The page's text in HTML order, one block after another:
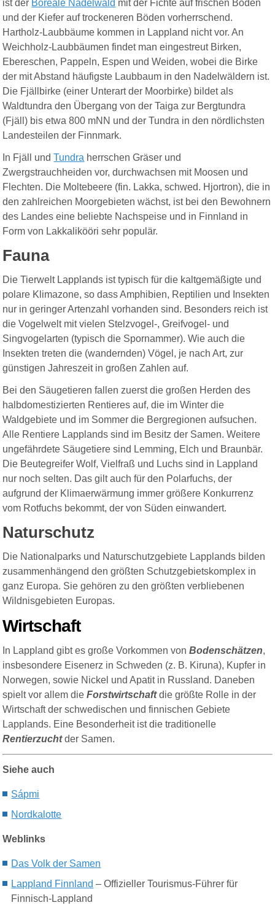
ist der Boreale Nadelwald mit der Fichte auf frischen Böden
und der Kiefer auf trockeneren Böden vorherrschend.
Hartholz-Laubbäume kommen in Lappland nicht vor. An
Weichholz-Laubbäumen findet man eingestreut Birken,
Ebereschen, Pappeln, Espen und Weiden, wobei die Birke
der mit Abstand häufigste Laubbaum in den Nadelwäldern ist.
Die Fjällbirke (einer Unterart der Moorbirke) bildet als
Waldtundra den Übergang von der Taiga zur Bergtundra
(Fjäll) bis etwa 800 mNN und der Tundra in den nördlichsten
Landesteilen der Finnmark.
In Fjäll undTundra herrschen Gräser und
Zwergstrauchheiden vor, durchwachsen mit Moosen und
Flechten. Die Moltebeere (fin. Lakka, schwed. Hjortron), die in
den zahlreichen Moorgebieten wächst, ist bei den Bewohnern
des Landes eine beliebte Nachspeise und in Finnland in
Form von Lakkalikööri sehr populär.
Fauna
Die Tierwelt Lapplands ist typisch für die kaltgemäßigte und
polare Klimazone, so dass Amphibien, Reptilien und Insekten
nur in geringer Artenzahl vorhanden sind. Besonders reich ist
die Vogelwelt mit vielen Stelzvogel-, Greifvogel- und
Singvogelarten (typisch die Spornammer). Wie auch die
Insekten treten die (wandernden) Vögel, je nach Art, zur
günstigen Jahreszeit in großen Zahlen auf.
Bei den Säugetieren fallen zuerst die großen Herden des
halbdomestizierten Rentieres auf, die im Winter die
Waldgebiete und im Sommer die Bergregionen aufsuchen.
Alle Rentiere Lapplands sind im Besitz der Samen. Weitere
ungefährdete Säugetiere sind Lemming, Elch und Braunbär.
Die Beutegreifer Wolf, Vielfraß und Luchs sind in Lappland
nur noch selten. Das gilt auch für den Polarfuchs, der
aufgrund der Klimaerwärmung immer größere Konkurrenz
vom Rotfuchs bekommt, der von Süden einwandert.
Naturschutz
Die Nationalparks und Naturschutzgebiete Lapplands bilden
zusammenhängend den größten Schutzgebietskomplex in
ganz Europa. Sie gehören zu den größten verbliebenen
Wildnisgebieten Europas.
Wirtschaft
In Lappland gibt es große Vorkommen vonBodenschätzen,
insbesondere Eisenerz in Schweden (z. B. Kiruna), Kupfer in
Norwegen, sowie Nickel und Apatit in Russland. Daneben
spielt vor allem dieForstwirtschaftdie größte Rolle in der
Wirtschaft der schwedischen und finnischen Gebiete
Lapplands. Eine Besonderheit ist die traditionelle
Rentierzuchtder Samen.
Siehe auch
Sápmi
Nordkalotte
Weblinks
Das Volk der Samen
Lappland Finnland – Offizieller Tourismus-Führer für
Finnisch-Lappland